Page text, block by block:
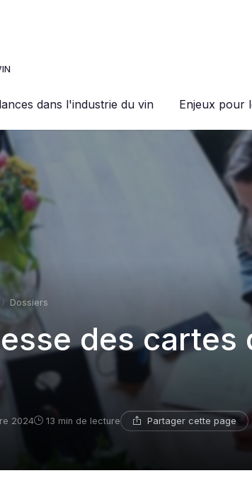
dans l'industrie du vin Enjeux pour
Dossiers
des cartes
2024 13 min de lecture Partager cette page